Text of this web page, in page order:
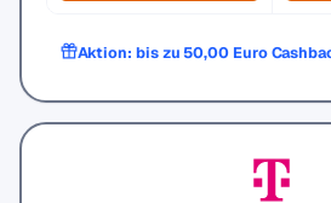
Aktion: bis zu 50,00 Euro